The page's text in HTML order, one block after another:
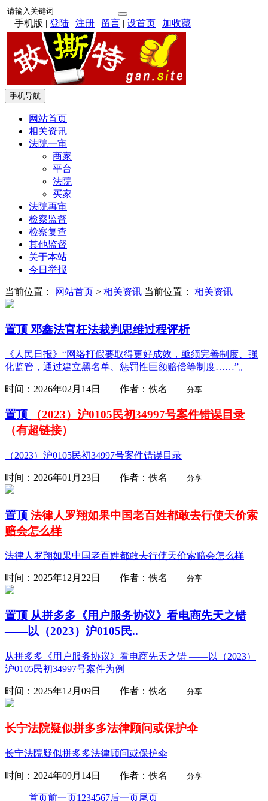
手机版 | 登陆 | 注册 | 留言 | 设首页 | 加收藏
手机导航
网站首页
相关资讯
法院一审
商家
平台
法院
买家
法院再审
检察监督
检察复查
其他监督
关于本站
今日举报
当前位置： 网站首页 > 相关资讯 当前位置： 相关资讯
置顶 邓鑫法官枉法裁判思维过程评析
《人民日报》“网络打假要取得更好成效，亟须完善制度、强
化监管，通过建立黑名单、惩罚性巨额赔偿等制度……”。
时间：2026年02月14日 作者：佚名 分享
置顶
（2023）沪0105民初34997号案件错误目录
（有超链接）
（2023）沪0105民初34997号案件错误目录
时间：2026年01月23日 作者：佚名 分享
置顶 法律人罗翔如果中国老百姓都敢去行使天价索
赔会怎么样
法律人罗翔如果中国老百姓都敢去行使天价索赔会怎么样
时间：2025年12月22日 作者：佚名 分享
置顶 从拼多多《用户服务协议》看电商先天之错
——以（2023）沪0105民..
从拼多多《用户服务协议》看电商先天之错 ——以（2023）
沪0105民初34997号案件为例
时间：2025年12月09日 作者：佚名 分享
长宁法院疑似拼多多法律顾问或保护伞
长宁法院疑似拼多多法律顾问或保护伞
时间：2024年09月14日 作者：佚名 分享
首页前一页1 234567后一页尾页